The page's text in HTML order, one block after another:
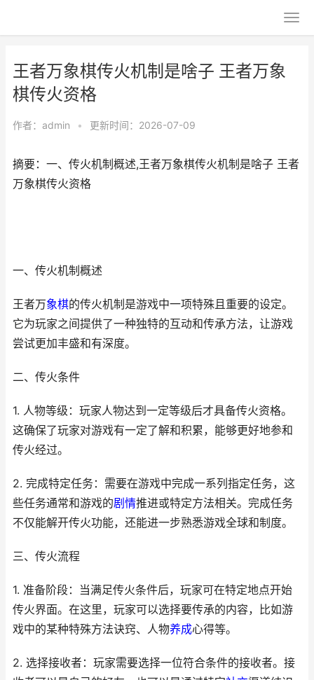
王者万象棋传火机制是啥子 王者万象
棋传火资格
作者： admin • 更新时间：2026-07-09
摘要：一、传火机制概述,王者万象棋传火机制是啥子 王者
万象棋传火资格
一、传火机制概述
王者万象棋的传火机制是游戏中一项特殊且重要的设定。
它为玩家之间提供了一种独特的互动和传承方法，让游戏
尝试更加丰盛和有深度。
二、传火条件
1. 人物等级：玩家人物达到一定等级后才具备传火资格。
这确保了玩家对游戏有一定了解和积累，能够更好地参和
传火经过。
2. 完成特定任务：需要在游戏中完成一系列指定任务，这
些任务通常和游戏的剧情推进或特定方法相关。完成任务
不仅能解开传火功能，还能进一步熟悉游戏全球和制度。
三、传火流程
1. 准备阶段：当满足传火条件后，玩家可在特定地点开始
传火界面。在这里，玩家可以选择要传承的内容，比如游
戏中的某种特殊方法诀窍、人物养成心得等。
2. 选择接收者：玩家需要选择一位符合条件的接收者。接